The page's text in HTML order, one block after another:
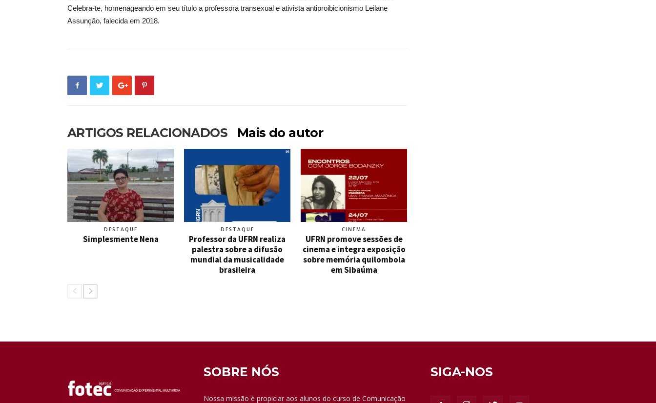
Celebra-te, homenageando em seu título a professora transexual e ativista antiproibicionismo Leilane
Assunção, falecida em 2018.
ARTIGOS RELACIONADOS Mais do autor
DESTAQUE
Simplesmente Nena
DESTAQUE
Professor da UFRN realiza
palestra sobre a difusão
mundial da musicalidade
brasileira
CINEMA
UFRN promove sessões de
cinema e integra exposição
sobre memória quilombola
em Sibaúma
SOBRE NÓS
Nossa missão é propiciar aos alunos do curso de Comunicação
SIGA-NOS